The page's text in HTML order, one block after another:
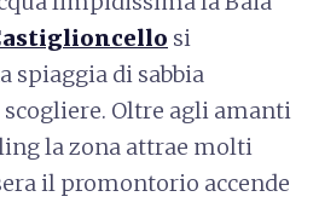
si
spiaggia di sabbia
Oltre agli amanti
la zona attrae molti
il promontorio accende